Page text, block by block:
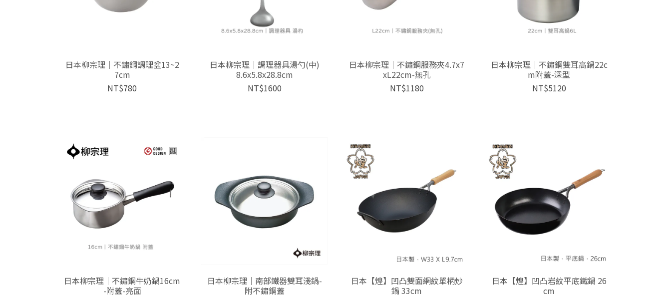
日本柳宗理│不鏽鋼調理盆13~2
7cm
NT$780
日本柳宗理│調理器具湯勺(中)
8.6x5.8x28.8cm
NT$1600
日本柳宗理│不鏽鋼服務夾4.7x7
xL22cm-無孔
NT$1180
日本柳宗理│不鏽鋼雙耳高鍋22c
m附蓋-深型
NT$5120
日本柳宗理│不鏽鋼牛奶鍋16cm
-附蓋-亮面
日本柳宗理｜南部鐵器雙耳淺鍋-
附不鏽鋼蓋
日本【煌】凹凸雙面網紋單柄炒
鍋 33cm
日本【煌】凹凸岩紋平底鐵鍋 26
cm